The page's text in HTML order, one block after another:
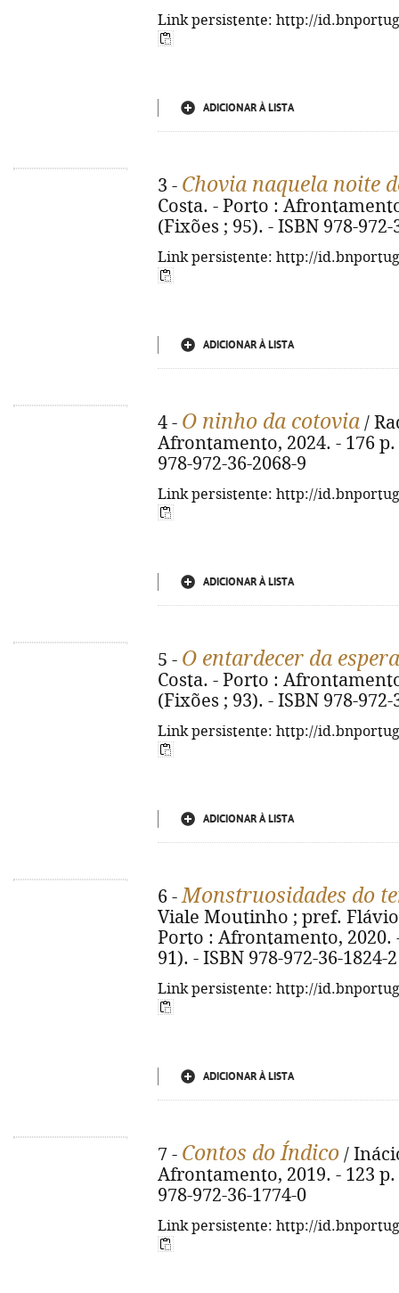
Link persistente: http://
ADICIONAR À LISTA
3 - Chovia naquela noite
Costa. - Porto :
(Fixões ; 95). - ISBN 978-972-
Link persistente: http://
ADICIONAR À LISTA
4 - O ninho da cotovia /
Afrontamento, 2024. - 176 p.
978-972-36-2068-9
Link persistente: http://
ADICIONAR À LISTA
5 - O entardecer da
Costa. - Porto :
(Fixões ; 93). - ISBN 978-972-
Link persistente: http://
ADICIONAR À LISTA
6 -Monstruosidades do
Viale Moutinho ; pref.
Porto : Afrontamento, 2020.
91). - ISBN 978-972-36-1824-2
Link persistente: http://
ADICIONAR À LISTA
7 - Contos do Índico /
Afrontamento, 2019. - 123 p.
978-972-36-1774-0
Link persistente: http://